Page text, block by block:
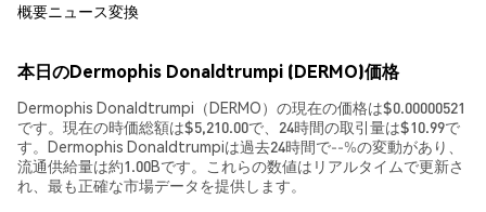
概要ニュース変換
本日のDermophis Donaldtrumpi (DERMO)価格
Dermophis Donaldtrumpi（DERMO）の現在の価格は$0.00000521
です。現在の時価総額は$5,210.00で、24時間の取引量は$10.99で
す。Dermophis Donaldtrumpiは過去24時間で--%の変動があり、
流通供給量は約1.00Bです。これらの数値はリアルタイムで更新さ
れ、最も正確な市場データを提供します。